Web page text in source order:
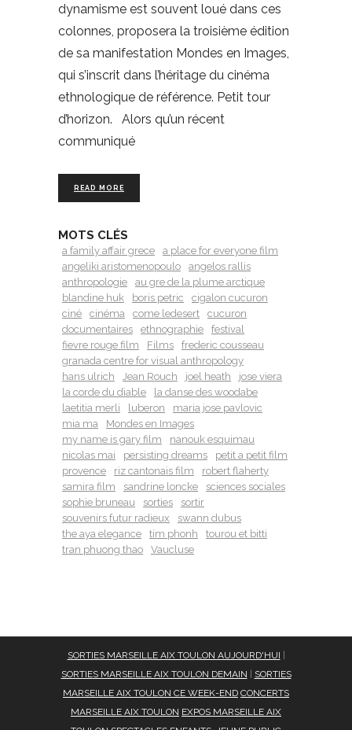
dynamisme est souvent loué dans ces
colonnes, proposera la troisième édition
de sa manifestation Mondes en Images,
qui s’inscrit dans l’héritage du cinéma
ethnologique de référence. Petit tour
d’horizon. Alors qu’un récent
communiqué
READ MORE
MOTS CLÉS
a family affair grece
a place for everyone film
angeliki aristomenopoulo
angelos rallis
anthropologie
au gre de la plume arctique
blandine huk
boris petric
cigalon cucuron
ciné
cinéma come ledesert
cucuron
documentaires
ethnographie
festival
fievre rouge film
Films
frederic cousseau
granada centre for visual anthropology
hans ulrich
Jean Rouch joel heath
jose viera
la corde du diable
la danse des woodabe
laetitia merli
luberon
maria jose pavlovic
mia ma
Mondes en Images
my name is gary film
nanouk esquimau
nicolas mai
persisting dreams
petit a petit film
provence
riz cantonais film
robert flaherty
samira film
sandrine loncke
sciences sociales
sophie bruneau
sorties
sortir
souvenirs futur radieux
swann dubus
the aya elegance
tim phonh
tourou et bitti
tran phuong thao
Vaucluse
SORTIES MARSEILLE AIX TOULON AUJOURD'HUI |
SORTIES MARSEILLE AIX TOULON DEMAIN | SORTIES
MARSEILLE AIX TOULON CE WEEK-END CONCERTS
MARSEILLE AIX TOULON EXPOS MARSEILLE AIX